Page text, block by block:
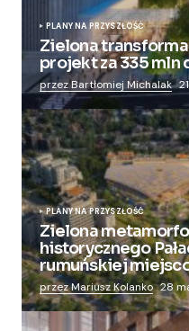
PLANY NA PRZYSZŁOŚĆ
Zielona
projekt za 335 mln
przez Bartłomiej Michalak
PLANY NA PRZYSZŁOŚĆ
Zielona
historycznego
rumuńskiej
przez Mariusz Kolanko 28